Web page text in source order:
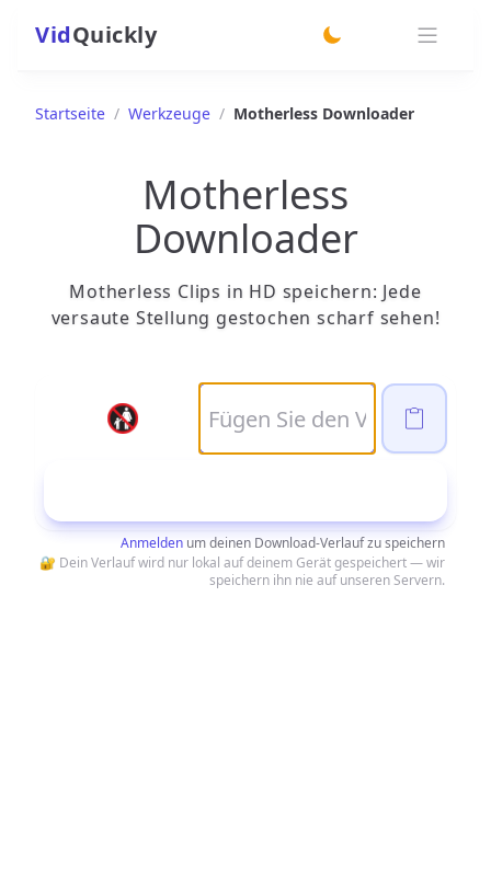
VidQuickly
Startseite / Werkzeuge / Motherless Downloader
Motherless
Downloader
Motherless Clips in HD speichern: Jede
versaute Stellung gestochen scharf sehen!
Anmelden um deinen Download-Verlauf zu speichern
🔐 Dein Verlauf wird nur lokal auf deinem Gerät gespeichert — wir
speichern ihn nie auf unseren Servern.